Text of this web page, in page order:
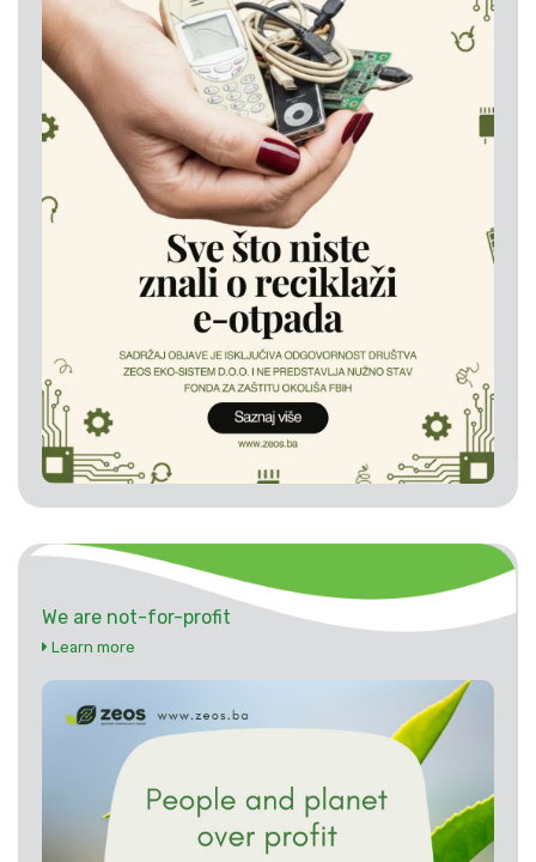
We are not-for-profit
Learn more